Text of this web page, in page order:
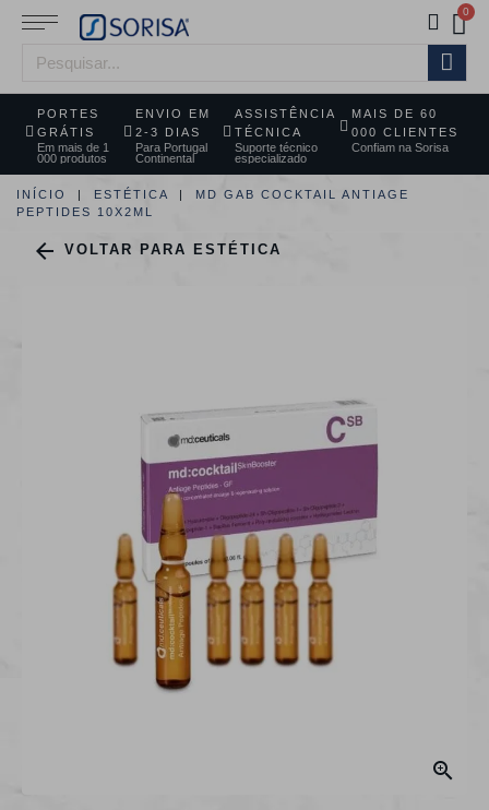
PORTES
GRÁTIS
Em mais de 1
000 produtos
ENVIO EM
2-3 DIAS
Para Portugal
Continental
ASSISTÊNCIA
TÉCNICA
Suporte técnico
especializado
MAIS DE 60
000 CLIENTES
Confiam na Sorisa
INÍCIO ESTÉTICA
MD GAB COCKTAIL ANTIAGE
PEPTIDES 10X2ML
 VOLTAR PARA ESTÉTICA
